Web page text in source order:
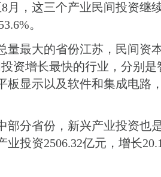
月，这三个产业民间投资继
。
最大的省份江苏，民间资
资增长最快的行业，分别
板显示以及软件和集成电路
分省份，新兴产业投资也
业投资2506.32亿元，增长